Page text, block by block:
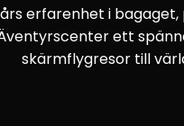
erfarenhet i
ett
skärmflygresor till